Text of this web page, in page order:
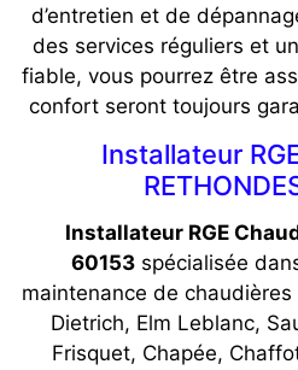
d’entretien et de
des services réguliers et
fiable, vous pourrez être
confort seront toujours
Installateur
Installateur RGE
60153spécialisée
maintenance de
Dietrich, Elm Leblanc,
Frisquet, Chapée,